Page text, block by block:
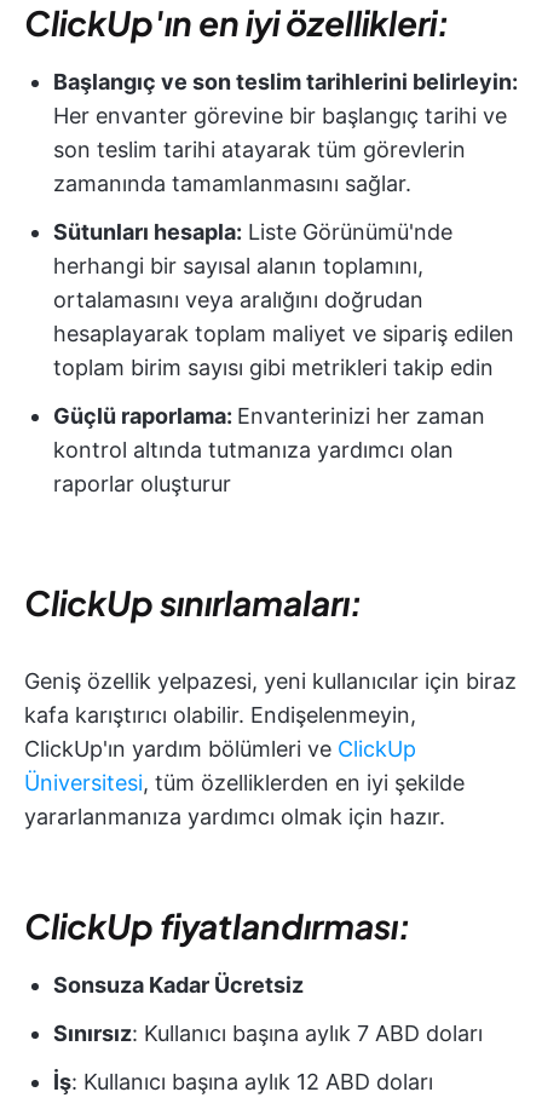
ClickUp'ın en iyi özellikleri:
Başlangıç ve son teslim tarihlerini belirleyin:
Her envanter görevine bir başlangıç tarihi ve
son teslim tarihi atayarak tüm görevlerin
zamanında tamamlanmasını sağlar.
Sütunları hesapla: Liste Görünümü'nde
herhangi bir sayısal alanın toplamını,
ortalamasını veya aralığını doğrudan
hesaplayarak toplam maliyet ve sipariş edilen
toplam birim sayısı gibi metrikleri takip edin
Güçlü raporlama: Envanterinizi her zaman
kontrol altında tutmanıza yardımcı olan
raporlar oluşturur
ClickUp sınırlamaları:
Geniş özellik yelpazesi, yeni kullanıcılar için biraz
kafa karıştırıcı olabilir. Endişelenmeyin,
ClickUp'ın yardım bölümleri ve ClickUp
Üniversitesi, tüm özelliklerden en iyi şekilde
yararlanmanıza yardımcı olmak için hazır.
ClickUp fiyatlandırması:
Sonsuza Kadar Ücretsiz
Sınırsız: Kullanıcı başına aylık 7 ABD doları
İş: Kullanıcı başına aylık 12 ABD doları